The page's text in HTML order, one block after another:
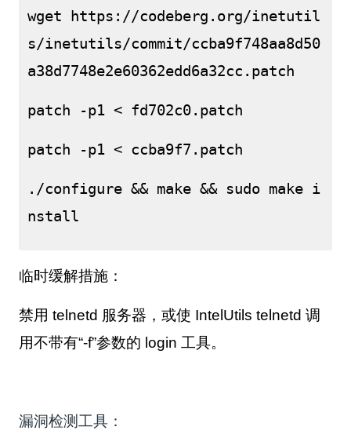
wget https://codeberg.org/inetutil
s/inetutils/commit/ccba9f748aa8d50
a38d7748e2e60362edd6a32cc.patch
patch -p1 < fd702c0.patch
patch -p1 < ccba9f7.patch
./configure && make && sudo make i
nstall
临时缓解措施：
禁用 telnetd 服务器，或使 IntelUtils telnetd 调
用不带有“-f”参数的 login 工具。
漏洞检测工具：